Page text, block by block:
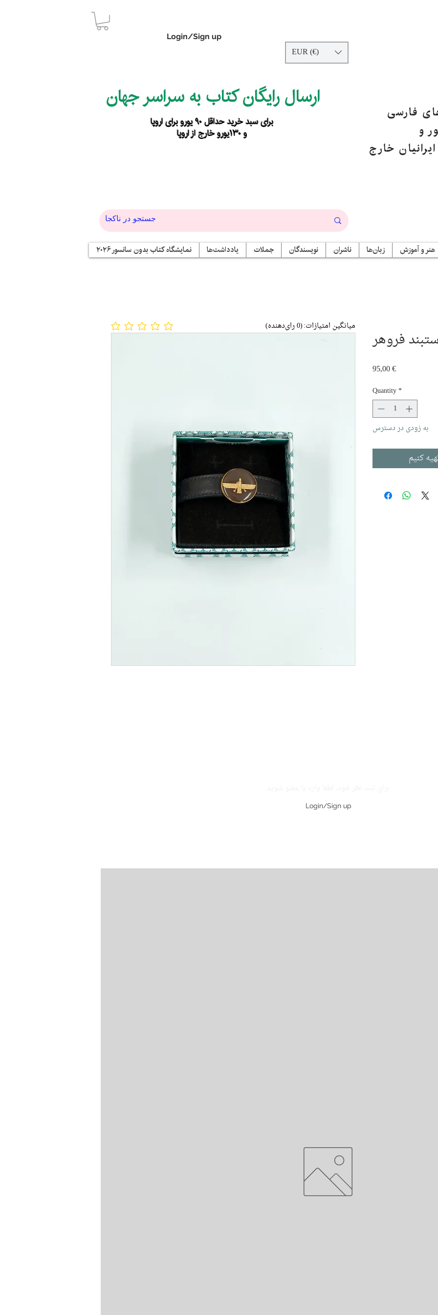
Login/Sign up
EUR (€)
ارسال رایگان کتاب به سراسر جهان
برای سبد خرید حداقل ۹۰ یورو برای اروپا
و ۱۳۰یورو خارج از اروپا
فارسی
و
خارج
هنر و آموزش زبان‌ها ناشران نویسندگان جملات یادداشت‌ها نمایشگاه کتاب بدون سانسور ۲۰۲۶
فروهر
95,00 €Price
Quantity*
به زودی در دسترس
کنیم
No ratings yet میانگین امتیازات:(0 رای‌دهنده)
Login/Sign up